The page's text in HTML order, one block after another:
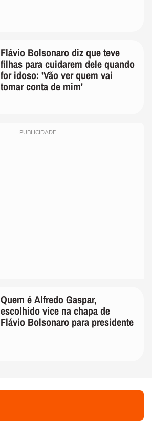
Flávio Bolsonaro diz que teve
filhas para cuidarem dele quando
for idoso: 'Vão ver quem vai
tomar conta de mim'
PUBLICIDADE
Quem é Alfredo Gaspar,
escolhido vice na chapa de
Flávio Bolsonaro para presidente